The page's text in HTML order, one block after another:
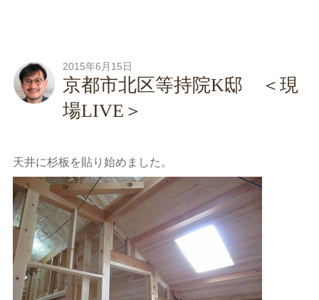
2015年6月15日
京都市北区等持院K邸 ＜現
場LIVE＞
天井に杉板を貼り始めました。